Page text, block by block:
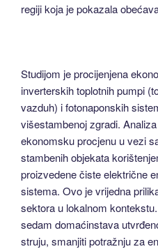
regiji koja je pokazala
Studijom je procijenjena
inverterskih toplotnih pumpi
vazduh) i fotonaponskih
višestambenoj zgradi.
ekonomsku procjenu u vezi
stambenih objekata
proizvedene čiste električne
sistema. Ovo je vrijedna
sektora u lokalnom
sedam domaćinstava
struju, smanjiti potražnju za